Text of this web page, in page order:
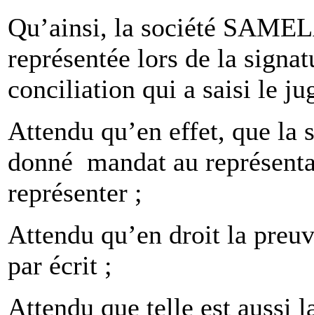
Qu’ainsi, la société
représentée lors de la
conciliation qui a saisi le
Attendu qu’en effet, que la
donné mandat au
représenter ;
Attendu qu’en droit la
par écrit ;
Attendu que telle est aussi